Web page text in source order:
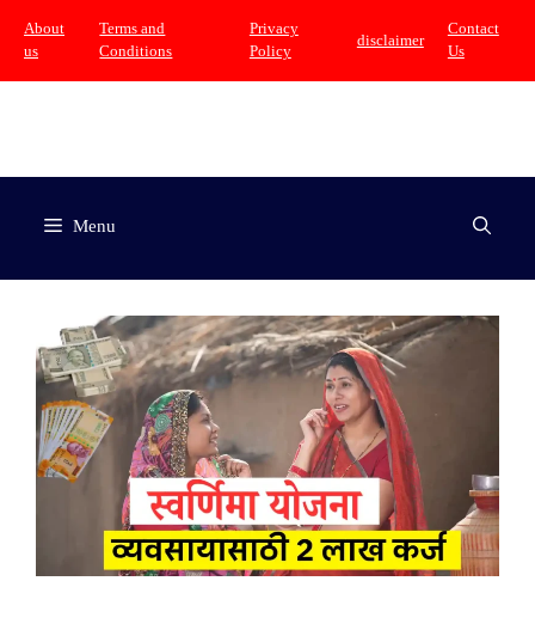
Skip
About
us
Terms and
Conditions
Privacy
Policy
disclaimer
Contact
Us
Menu